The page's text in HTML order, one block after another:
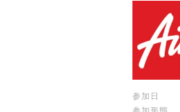
参加日